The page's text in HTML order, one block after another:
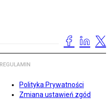
REGULAMIN
Polityka Prywatności
Zmiana ustawień zgód